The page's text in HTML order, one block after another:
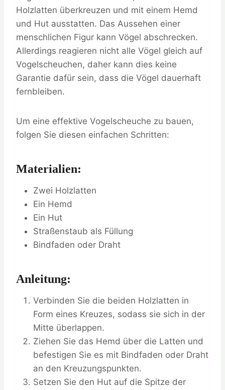
Holzlatten überkreuzen und mit einem Hemd
und Hut ausstatten. Das Aussehen einer
menschlichen Figur kann Vögel abschrecken.
Allerdings reagieren nicht alle Vögel gleich auf
Vogelscheuchen, daher kann dies keine
Garantie dafür sein, dass die Vögel dauerhaft
fernbleiben.
Um eine effektive Vogelscheuche zu bauen,
folgen Sie diesen einfachen Schritten:
Materialien:
Zwei Holzlatten
Ein Hemd
Ein Hut
Straßenstaub als Füllung
Bindfaden oder Draht
Anleitung:
Verbinden Sie die beiden Holzlatten in
Form eines Kreuzes, sodass sie sich in der
Mitte überlappen.
Ziehen Sie das Hemd über die Latten und
befestigen Sie es mit Bindfaden oder Draht
an den Kreuzungspunkten.
Setzen Sie den Hut auf die Spitze der